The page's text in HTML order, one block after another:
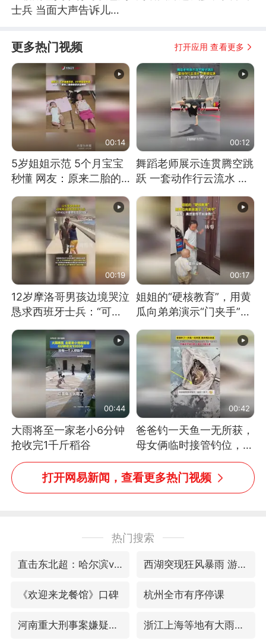
士兵 当面大声告诉儿
更多热门视频 打开应用 查看更多
00:14
5岁姐姐示范 5个月宝宝
秒懂 网友：原来二胎的
00:12
舞蹈老师展示连贯腾空跳
跃 一套动作行云流水 节
到又舞又武的？
00:19
12岁摩洛哥男孩边境哭泣
恳求西班牙士兵：“可不
00:17
姐姐的“硬核教育”，用黄
瓜向弟弟演示“门夹手”，
教！
00:44
大雨将至一家老小6分钟
抢收完1千斤稻谷
00:42
爸爸钓一天鱼一无所获，
母女俩临时接管钓位，用
玩具鱼竿钓上大鱼
打开网易新闻，查看更多热门视频
热门搜索
直击东北超：哈尔滨vs通辽 西湖突现狂风暴雨 游客瞬间被浇透
《欢迎来龙餐馆》口碑 杭州全市有序停课
河南重大刑事案嫌疑人落网 浙江上海等地有大雨或暴雨